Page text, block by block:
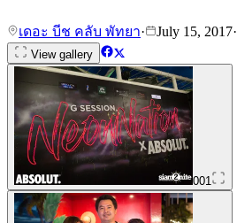
เดอะ บีช คลับ พัทยา· July 15, 2017·
View gallery
001